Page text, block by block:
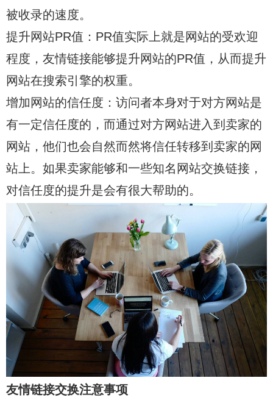
被收录的速度。
提升网站PR值：PR值实际上就是网站的受欢迎
程度，友情链接能够提升网站的PR值，从而提升
网站在搜索引擎的权重。
增加网站的信任度：访问者本身对于对方网站是
有一定信任度的，而通过对方网站进入到卖家的
网站，他们也会自然而然将信任转移到卖家的网
站上。如果卖家能够和一些知名网站交换链接，
对信任度的提升是会有很大帮助的。
友情链接交换注意事项